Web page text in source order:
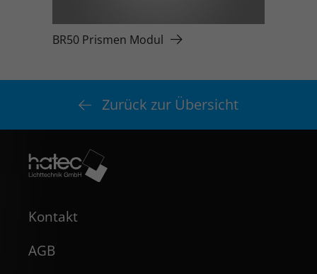
BR50 Prismen Modul
Zurück zur Übersicht
Kontakt
AGB